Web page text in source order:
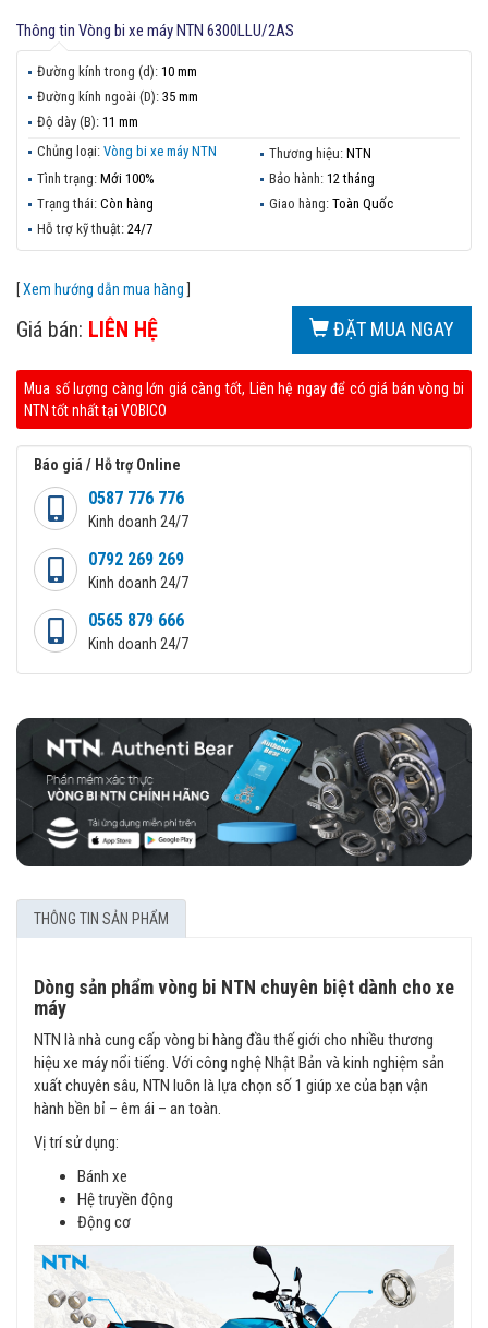
Thông tin Vòng bi xe máy NTN 6300LLU/2AS
Đường kính trong (d): 10 mm
Đường kính ngoài (D): 35 mm
Độ dày (B): 11 mm
Chủng loại: Vòng bi xe máy NTN Thương hiệu: NTN
Tình trạng: Mới 100% Bảo hành: 12 tháng
Trạng thái: Còn hàng Giao hàng: Toàn Quốc
Hỗ trợ kỹ thuật: 24/7
[Xem hướng dẫn mua hàng
Giá bán: LIÊN HỆ ĐẶT MUA NGAY
Mua số lượng càng lớn giá càng tốt, Liên hệ ngay để có giá bán vòng bi
NTN tốt nhất tại VOBICO
Báo giá / Hỗ trợ Online
0587 776 776
Kinh doanh 24/7
0792 269 269
Kinh doanh 24/7
0565 879 666
Kinh doanh 24/7
THÔNG TIN SẢN PHẨM
Dòng sản phẩm vòng bi NTN chuyên biệt dành cho xe
máy
NTN là nhà cung cấp vòng bi hàng đầu thế giới cho nhiều thương
hiệu xe máy nổi tiếng. Với công nghệ Nhật Bản và kinh nghiệm sản
xuất chuyên sâu, NTN luôn là lựa chọn số 1 giúp xe của bạn vận
hành bền bỉ – êm ái – an toàn.
Vị trí sử dụng:
Bánh xe
Hệ truyền động
Động cơ